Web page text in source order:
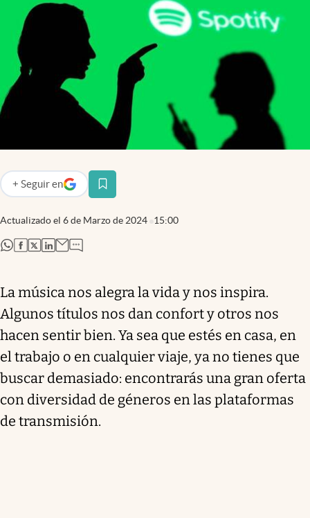
Actualizado el 6 de Marzo de 2024 15:00
+ Seguir en
abre en nueva pestaña
abre en nueva pestaña
abre en nueva pestaña
abre en nueva pestaña
abre en nueva pestaña
La música nos alegra la vida y nos inspira.
Algunos títulos nos dan confort y otros nos
hacen sentir bien. Ya sea que estés en casa, en
el trabajo o en cualquier viaje, ya no tienes que
buscar demasiado: encontrarás una gran oferta
con diversidad de géneros en las plataformas
de transmisión.